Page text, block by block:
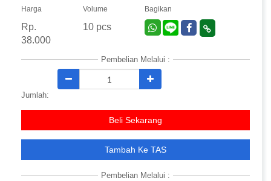
Harga
Rp.
38.000
Volume
10 pcs
Bagikan
Pembelian Melalui :
Jumlah:
Beli Sekarang
Tambah Ke TAS
Pembelian Melalui :